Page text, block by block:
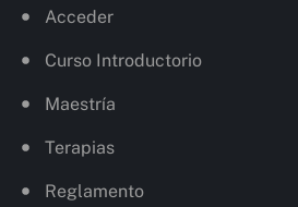
Acceder
Curso Introductorio
Maestría
Terapias
Reglamento